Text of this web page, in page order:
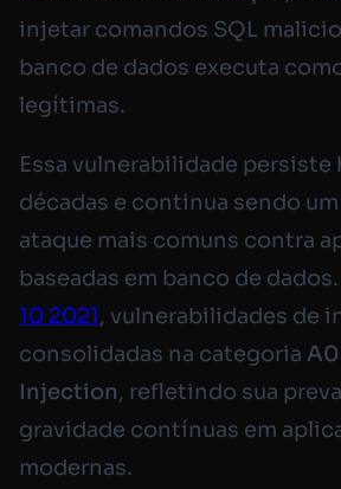
injetar comandos SQL
banco de dados executa
legítimas.
Essa vulnerabilidade persiste
décadas e continua sendo
ataque mais comuns contra
baseadas em banco de dados.
10 2021, vulnerabilidades de
consolidadas na categoria
Injection, refletindo sua
gravidade contínuas em
modernas.